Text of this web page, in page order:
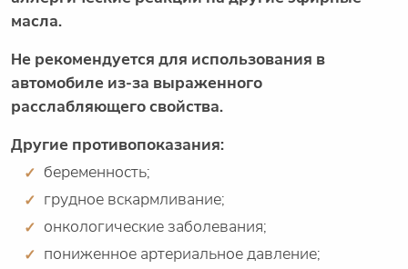
масла.
Не рекомендуется для использования в
автомобиле из-за выраженного
расслабляющего свойства.
Другие противопоказания:
беременность;
грудное вскармливание;
онкологические заболевания;
пониженное артериальное давление;